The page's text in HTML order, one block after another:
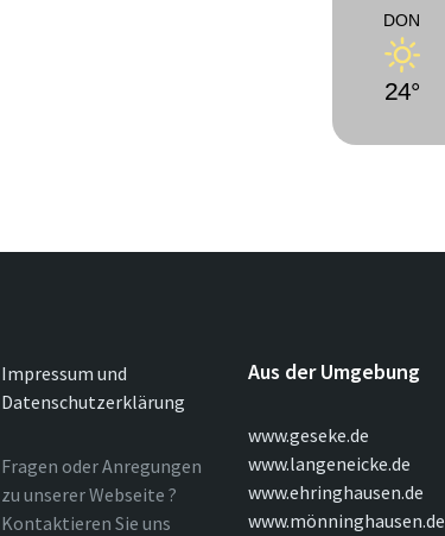
DON
24°
Impressum und
Datenschutzerklärung
Fragen oder Anregungen
zu unserer Webseite ?
Kontaktieren Sie uns
Aus der Umgebung
www.geseke.de
www.langeneicke.de
www.ehringhausen.de
www.mönninghausen.de